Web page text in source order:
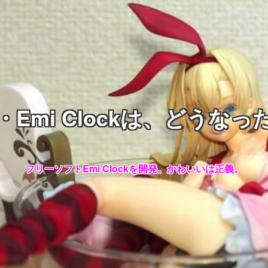
Emi Clockは、どうなっ
フリーソフトEmi Clockを開発。かわいいは正義。